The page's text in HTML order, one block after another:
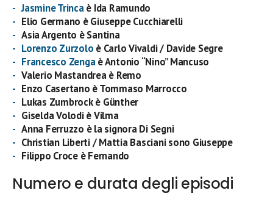
Jasmine Trincaè Ida Ramundo
Elio Germano è Giuseppe Cucchiarelli
Asia Argento è Santina
Lorenzo Zurzolo è Carlo Vivaldi / Davide Segre
Francesco Zengaè Antonio “Nino” Mancuso
Valerio Mastandrea è Remo
Enzo Casertano è Tommaso Marrocco
Lukas Zumbrock è Günther
Giselda Volodi è Vilma
Anna Ferruzzo è la signora Di Segni
Christian Liberti / Mattia Basciani sono Giuseppe
Filippo Croce è Fernando
Numero e durata degli episodi